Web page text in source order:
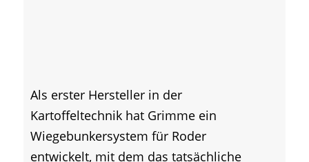
Als erster Hersteller in der
Kartoffeltechnik hat Grimme ein
Wiegebunkersystem für Roder
entwickelt, mit dem das tatsächliche